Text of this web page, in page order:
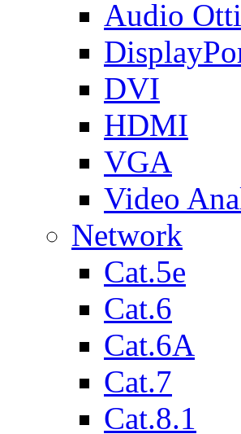
Audio
DVI
HDMI
VGA
Video
Network
Cat.5e
Cat.6
Cat.6A
Cat.7
Cat.8.1